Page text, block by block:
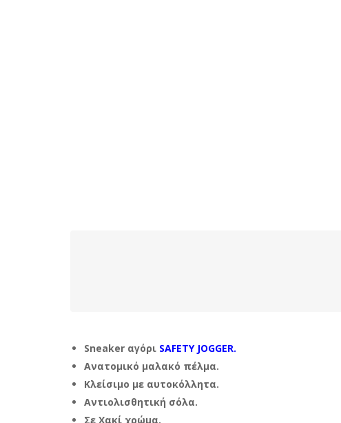
Sneaker αγόρι SAFETY JOGGER.
Ανατομικό μαλακό πέλμα.
Κλείσιμο με αυτοκόλλητα.
Αντιολισθητική σόλα.
Σε Χακί χρώμα.